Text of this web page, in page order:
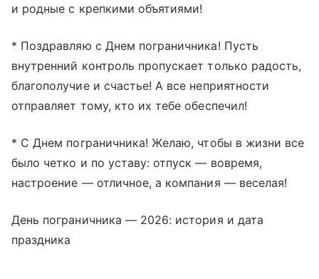
и родные с крепкими объятиями!
* Поздравляю с Днем пограничника! Пусть
внутренний контроль пропускает только радость,
благополучие и счастье! А все неприятности
отправляет тому, кто их тебе обеспечил!
* С Днем пограничника! Желаю, чтобы в жизни все
было четко и по уставу: отпуск — вовремя,
настроение — отличное, а компания — веселая!
День пограничника — 2026: история и дата
праздника